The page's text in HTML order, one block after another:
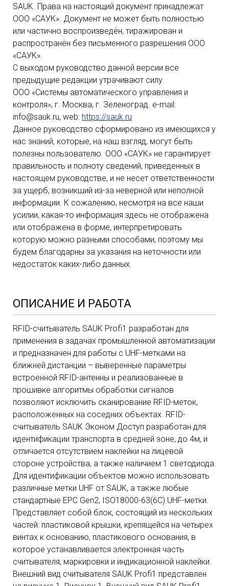
SAUK. Права на настоящий документ принадлежат
ООО «САУК». Документ не может быть полностью
или частично воспроизведён, тиражирован и
распространён без письменного разрешения ООО
«САУК».
С выходом руководство данной версии все
предыдущие редакции утрачивают силу.
ООО «Системы автоматического управления и
контроля», г. Москва, г. Зеленоград. e-mail:
info@sauk.ru, web: https://sauk.ru
Данное руководство сформировано из имеющихся у
нас знаний, которые, на наш взгляд, могут быть
полезны пользователю. ООО «САУК» не гарантирует
правильность и полноту сведений, приведенных в
настоящем руководстве, и не несет ответственности
за ущерб, возникший из-за неверной или неполной
информации. К сожалению, несмотря на все наши
усилии, какая-то информация здесь не отображена
или отображена в форме, интерпретировать
которую можно разными способами, поэтому мы
будем благодарны за указания на неточности или
недостаток каких-либо данных.
ОПИСАНИЕ И РАБОТА
RFID-считыватель SAUK Profi1 разработан для
применения в задачах промышленной автоматизации
и предназначен для работы с UHF-метками на
ближней дистанции – выверенные параметры
встроенной RFID-антенны и реализованные в
прошивке алгоритмы обработки сигналов
позволяют исключить сканирование RFID-меток,
расположенных на соседних объектах. RFID-
считыватель SAUK Эконом Доступ разработан для
идентификации транспорта в средней зоне, до 4м, и
отличается отсутствием наклейки на лицевой
стороне устройства, а также наличием 1 светодиода.
Для идентификации объектов можно использовать
различные метки UHF от SAUK, а также любые
стандартные EPC Gen2, ISO18000-63(6С) UHF-метки.
Представляет собой блок, состоящий из нескольких
частей: пластиковой крышки, крепящейся на четырех
винтах к основанию, пластикового основания, в
которое устанавливается электронная часть
считывателя, маркировки и индикационной наклейки.
Внешний вид считывателя SAUK Profi1 представлен